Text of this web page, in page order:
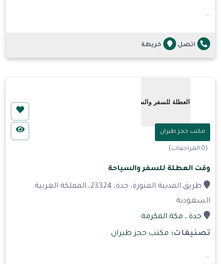
...
اتصل خريطة
مكتب حجز طيران
(0 المراجعات)
وقت العطلة للسفر والسياحة
طريق المدينة المنورة، جدة، 23324، المملكة العربية
السعودية
جدة ، مكة المكرمة
تصنيفات: مكتب حجز طيران
...